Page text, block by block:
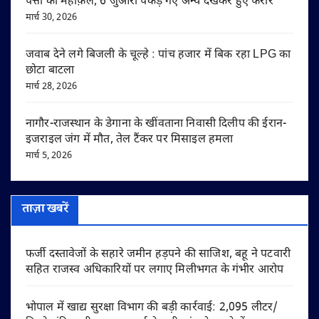
मार्च 30, 2026
जवाब देने लगे बिजली के चूल्हे : पांच हजार में बिक रहा LPG का
छोटा बाटला
मार्च 28, 2026
नागौर-राजस्थान के डेगाना के खींवताना निवासी दिलीप की ईरान-
इजराइल जंग में मौत, तेल टैंकर पर मिसाइल हमला
मार्च 5, 2026
ताज़ा खबरें
फर्जी दस्तावेजों के सहारे जमीन हड़पने की साजिश, बहू ने पटवारी
सहित राजस्व अधिकारियों पर लगाए मिलीभगत के गंभीर आरोप
भोपाल में खाद्य सुरक्षा विभाग की बड़ी कार्रवाई: 2,095 लीटर/